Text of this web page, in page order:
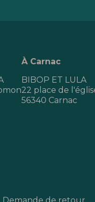
À Carnac
BIBOP ET LULA
22 place de
56340 Carnac